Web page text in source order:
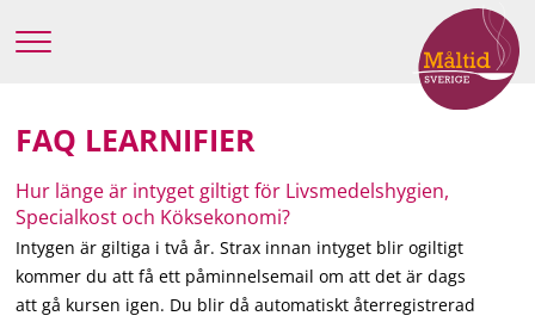
FAQ LEARNIFIER
Hur länge är intyget giltigt för Livsmedelshygien,
Specialkost och Köksekonomi?
Intygen är giltiga i två år. Strax innan intyget blir ogiltigt
kommer du att få ett påminnelsemail om att det är dags
att gå kursen igen. Du blir då automatiskt återregistrerad